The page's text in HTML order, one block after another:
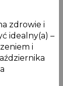
zdrowie i
idealny(a) –
i